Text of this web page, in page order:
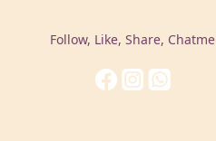
Follow, Like, Share, Chatme